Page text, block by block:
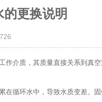
更换说明
介质，其质量直接关系到真
循环水中，导致水质变差。